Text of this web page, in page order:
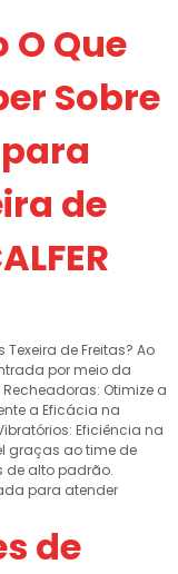
Que
Sobre
de
de Freitas? Ao
por meio da
Otimize a
a Eficácia na
Eficiência na
graças ao time de
de alto padrão.
para atender
de